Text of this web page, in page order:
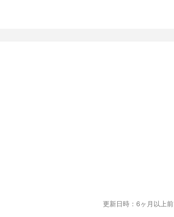
更新日時：6ヶ月以上前